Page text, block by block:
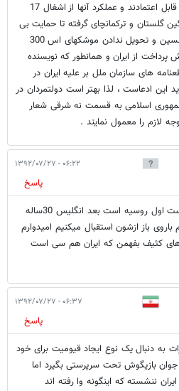
واقعیت است که روسها بسیار غیر قابل اعتمادند و عملکرد آنها از اشغال 17
گلستان و ترکمانچای گرفته تا حمایت بی
چون وچرا از رژیم جنایتکار صدام حسین و تحویل ندادن موشکهای اس 300
پرداخت از ایران و همانطور که نویسنده
های سازمان ملل بر علیه ایران در
ادعاست ، لذا بهتر است دولتمردان در
اسلامی به قسمت نه شرقی شعار
لازم را معمول نمایند .
۰۶:۲۲ - ۱۳۹۲/۰۷/۲۷
پاسخ
کثیف ترین کشور دنیا ازلحاظ سیاست اول روسیه است بعد انگلیس 30ساله
باز ازشون استقبال میکنیم امیدوارم
های کثیف بفهمن که ایران هم سی است
۰۶:۳۷ - ۱۳۹۲/۰۷/۲۷
پاسخ
به دنبال یک نوع ایجاد قیومیت برای خود
جوان بازیگوش تحت سرپرستی بگیرد اما
ننشسته که اینگونه وا رفته اند